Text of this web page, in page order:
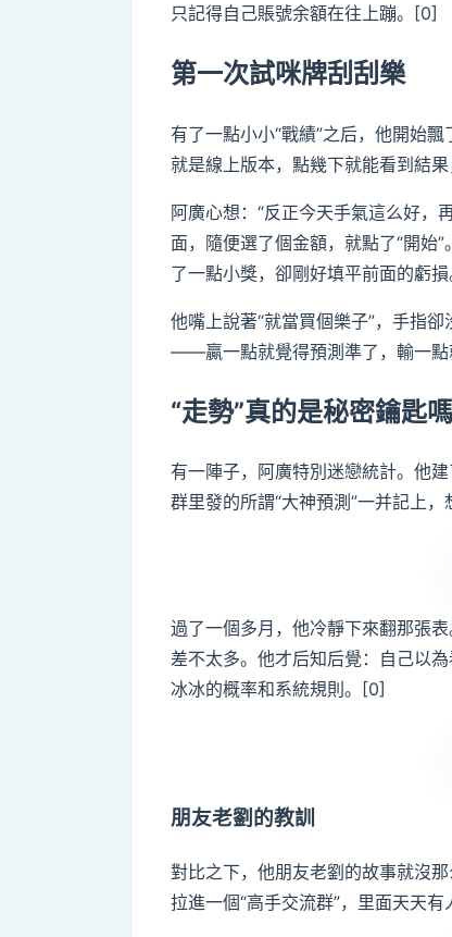
只記得自己賬號余額在往上蹦。[0]
第一次試咪牌刮刮樂
有了一點小小“戰績”之后，他開始
就是線上版本，點幾下就能看到結
阿廣心想：“反正今天手氣這么好，
面，隨便選了個金額，就點了“開始
了一點小獎，卻剛好填平前面的虧
他嘴上說著“就當買個樂子”，手指
——贏一點就覺得預測準了，輸一點
“走勢”真的是秘密鑰匙嗎
有一陣子，阿廣特別迷戀統計。他
群里發的所謂“大神預測”一并記上
過了一個多月，他冷靜下來翻那張
差不太多。他才后知后覺：自己以
冰冰的概率和系統規則。[0]
朋友老劉的教訓
對比之下，他朋友老劉的故事就沒
拉進一個“高手交流群”，里面天天